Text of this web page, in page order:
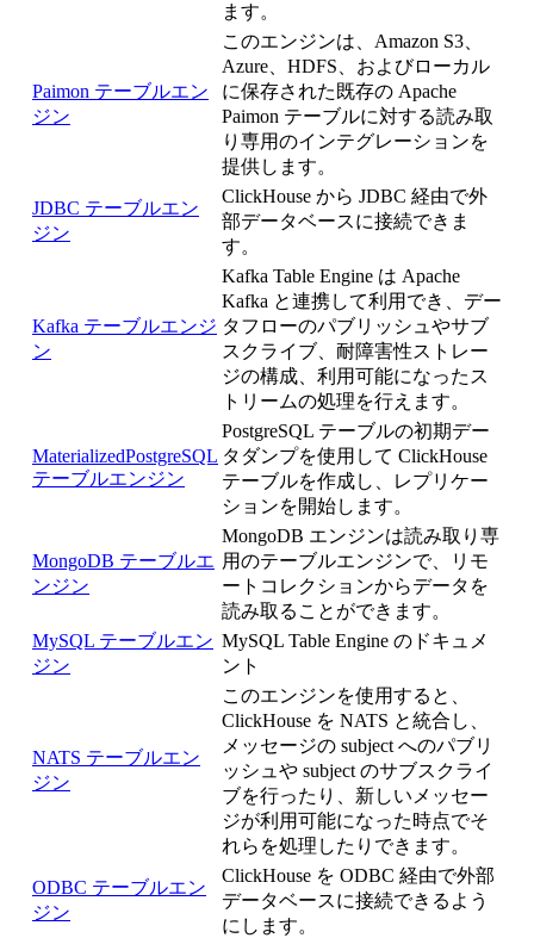
ます。
Paimon テーブルエン
ジン
このエンジンは、Amazon S3、
Azure、HDFS、およびローカル
に保存された既存の Apache
Paimon テーブルに対する読み取
り専用のインテグレーションを
提供します。
JDBC テーブルエン
ジン
ClickHouse から JDBC 経由で外
部データベースに接続できま
す。
Kafka テーブルエンジ
ン
Kafka Table Engine は Apache
Kafka と連携して利用でき、デー
タフローのパブリッシュやサブ
スクライブ、耐障害性ストレー
ジの構成、利用可能になったス
トリームの処理を行えます。
MaterializedPostgreSQL
テーブルエンジン
PostgreSQL テーブルの初期デー
タダンプを使用して ClickHouse
テーブルを作成し、レプリケー
ションを開始します。
MongoDB テーブルエ
ンジン
MongoDB エンジンは読み取り専
用のテーブルエンジンで、リモ
ートコレクションからデータを
読み取ることができます。
MySQL テーブルエン
ジン
MySQL Table Engine のドキュメ
ント
NATS テーブルエン
ジン
このエンジンを使用すると、
ClickHouse を NATS と統合し、
メッセージの subject へのパブリ
ッシュや subject のサブスクライ
ブを行ったり、新しいメッセー
ジが利用可能になった時点でそ
れらを処理したりできます。
ODBC テーブルエン
ジン
ClickHouse を ODBC 経由で外部
データベースに接続できるよう
にします。